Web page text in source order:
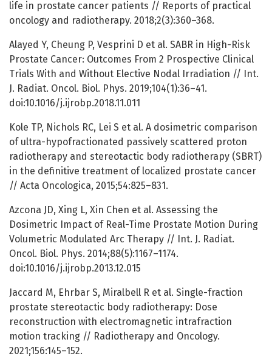
life in prostate cancer patients // Reports of practical
oncology and radiotherapy. 2018;2(3):360–368.
Alayed Y, Cheung P, Vesprini D et al. SABR in High-Risk
Prostate Cancer: Outcomes From 2 Prospective Clinical
Trials With and Without Elective Nodal Irradiation // Int.
J. Radiat. Oncol. Biol. Phys. 2019;104(1):36–41.
doi:10.1016/j.ijrobp.2018.11.011
Kole TP, Nichols RC, Lei S et al. A dosimetric comparison
of ultra-hypofractionated passively scattered proton
radiotherapy and stereotactic body radiotherapy (SBRT)
in the definitive treatment of localized prostate cancer
// Acta Oncologica, 2015;54:825–831.
Azcona JD, Xing L, Xin Chen et al. Assessing the
Dosimetric Impact of Real-Time Prostate Motion During
Volumetric Modulated Arc Therapy // Int. J. Radiat.
Oncol. Biol. Phys. 2014;88(5):1167–1174.
doi:10.1016/j.ijrobp.2013.12.015
Jaccard M, Ehrbar S, Miralbell R et al. Single-fraction
prostate stereotactic body radiotherapy: Dose
reconstruction with electromagnetic intrafraction
motion tracking // Radiotherapy and Oncology.
2021;156:145–152.